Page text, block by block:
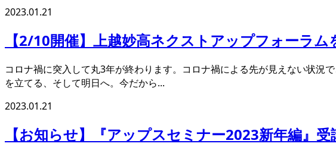
2023.01.21
【2/10開催】上越妙高ネクストアップフォーラム
コロナ禍に突入して丸3年が終わります。コロナ禍による先が見えない状況
を立てる、そして明日へ。今だから...
2023.01.21
【お知らせ】『アップスセミナー2023新年編』受